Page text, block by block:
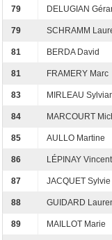
79 DELUGIAN
79 SCHRAMM
81 BERDA David
81 FRAMERY Marc
83 MIRLEAU
84 MARCOURT
85 AULLO Martine
86 LÉPINAY Vincent
87 JACQUET Sylvie
88 GUIDARD
89 MAILLOT Marie